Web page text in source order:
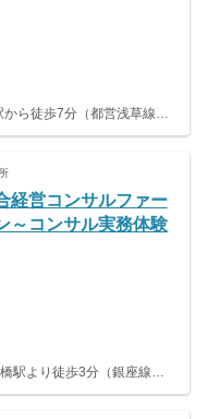
御成門駅から徒歩1分（三田線） 大門駅から徒歩7分（都営浅草線、都営大江戸線）
経営コンサルファー
～コンサル実務体験
東京駅地下直結（JR線・丸の内線） 京橋駅より徒歩3分（銀座線） 日本橋駅より徒歩6分（東西線、銀座線、都営浅草線）